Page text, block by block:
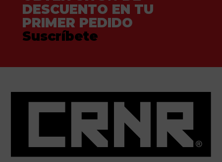
DESCUENTO EN TU
PRIMER PEDIDO
Suscríbete